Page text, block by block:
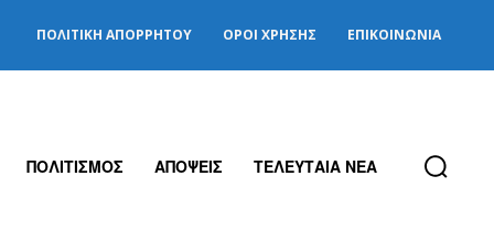
ΠΟΛΙΤΙΚΉ ΑΠΟΡΡΉΤΟΥ ΌΡΟΙ ΧΡΉΣΗΣ ΕΠΙΚΟΙΝΩΝΊΑ
ΠΟΛΙΤΙΣΜΟΣ ΑΠΟΨΕΙΣ ΤΕΛΕΥΤΑΙΑ ΝΕΑ